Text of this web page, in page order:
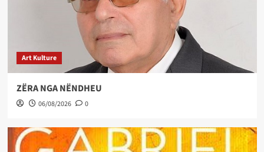
Art Kulture
ZËRA NGA NËNDHEU
06/08/2026 0